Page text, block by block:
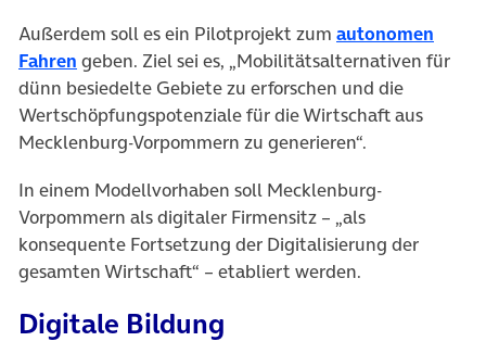
Außerdem soll es ein Pilotprojekt zum autonomen
Fahren (öffnet in neuem Tab)
geben. Ziel sei es, „Mobilitätsalternativen für
dünn besiedelte Gebiete zu erforschen und die
Wertschöpfungspotenziale für die Wirtschaft aus
Mecklenburg-Vorpommern zu generieren“.
In einem Modellvorhaben soll Mecklenburg-
Vorpommern als digitaler Firmensitz – „als
konsequente Fortsetzung der Digitalisierung der
gesamten Wirtschaft“ – etabliert werden.
Digitale Bildung